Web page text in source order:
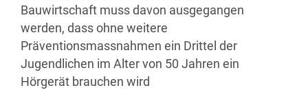
Bauwirtschaft muss davon ausgegangen
werden, dass ohne weitere
Präventionsmassnahmen ein Drittel der
Jugendlichen im Alter von 50 Jahren ein
Hörgerät brauchen wird